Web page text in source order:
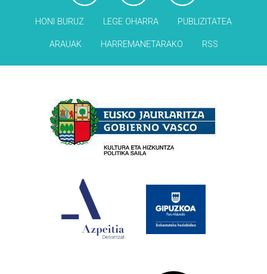
HONI BURUZ LEGE OHARRA PUBLIZITATEA
ARAUAK HARREMANETARAKO RSS